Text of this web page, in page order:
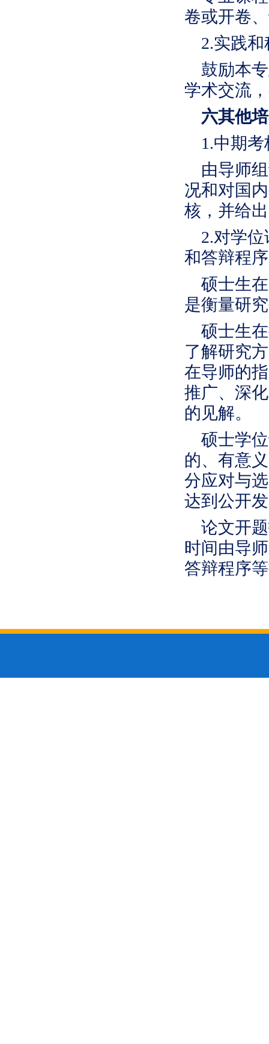
卷或开卷
2.实践和
鼓励本
学术交流
六其他
1.中期
由导师
况和对国
核，并给
2.对学
和答辩程
硕士生
是衡量研
硕士生
了解研究
在导师的
推广、深
的见解。
硕士学
的、有意
分应对与
达到公开
论文开
时间由导
答辩程序